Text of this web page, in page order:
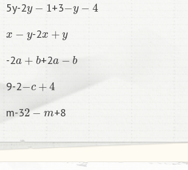
5y-2 +3
-2
-2 +2
9-2
m-32 m +8